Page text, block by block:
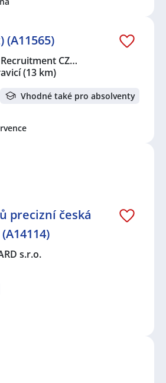
CZ…
(13 km)
Vhodné také pro absolventy
precizní česká
s.r.o.